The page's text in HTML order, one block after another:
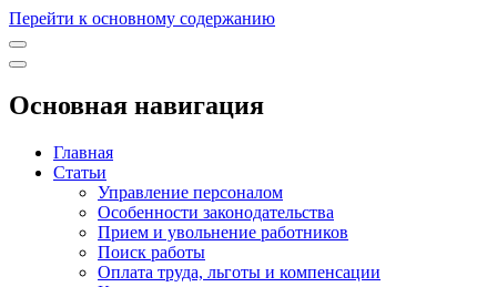
Перейти к основному содержанию
Основная навигация
Главная
Статьи
Управление персоналом
Особенности законодательства
Прием и увольнение работников
Поиск работы
Оплата труда, льготы и компенсации